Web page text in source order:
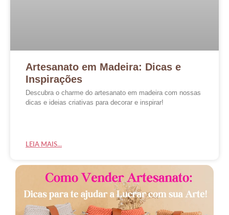
Artesanato em Madeira: Dicas e
Inspirações
Descubra o charme do artesanato em madeira com nossas
dicas e ideias criativas para decorar e inspirar!
LEIA MAIS...